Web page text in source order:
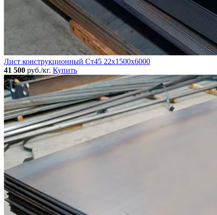
Лист конструкционный Ст45 22х1500х6000
41 500 руб./кг. Купить